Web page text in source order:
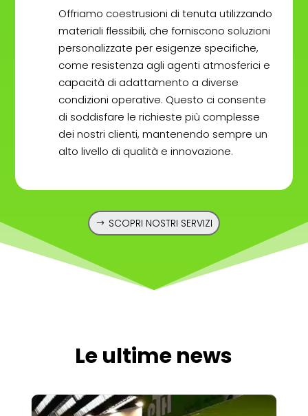
Offriamo coestrusioni di tenuta utilizzando
materiali flessibili, che forniscono soluzioni
personalizzate per esigenze specifiche,
come resistenza agli agenti atmosferici e
capacità di adattamento a diverse
condizioni operative. Questo ci consente
di soddisfare le richieste più complesse
dei nostri clienti, mantenendo sempre un
alto livello di qualità e innovazione.
SCOPRI NOSTRI SERVIZI
Le ultime news